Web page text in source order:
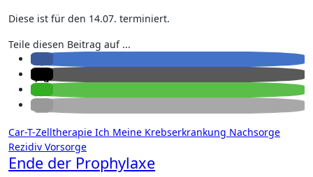
Diese ist für den 14.07. terminiert.
Teile diesen Beitrag auf ...
Car-T-Zelltherapie Ich Meine Krebserkrankung Nachsorge
Rezidiv Vorsorge
Ende der Prophylaxe